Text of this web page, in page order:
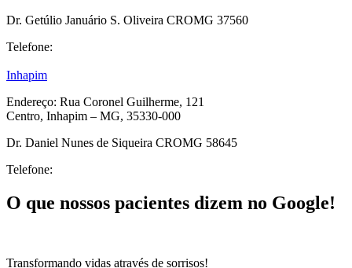
Dr. Getúlio Januário S. Oliveira CROMG 37560
Telefone:
Inhapim
Endereço: Rua Coronel Guilherme, 121
Centro, Inhapim – MG, 35330-000
Dr. Daniel Nunes de Siqueira CROMG 58645
Telefone:
O que nossos pacientes dizem no Google!
Transformando vidas através de sorrisos!